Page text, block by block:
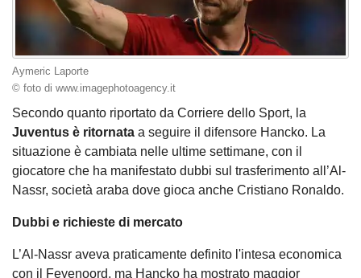
Aymeric Laporte
© foto di www.imagephotoagency.it
Secondo quanto riportato da Corriere dello Sport, la
Juventus è ritornata a seguire il difensore Hancko. La
situazione è cambiata nelle ultime settimane, con il
giocatore che ha manifestato dubbi sul trasferimento all’Al-
Nassr, società araba dove gioca anche Cristiano Ronaldo.
Dubbi e richieste di mercato
L’Al-Nassr aveva praticamente definito l'intesa economica
con il Feyenoord, ma Hancko ha mostrato maggior